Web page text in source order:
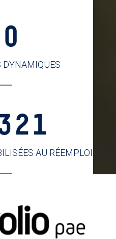
DYNAMIQUES
AU RÉEMPLOI